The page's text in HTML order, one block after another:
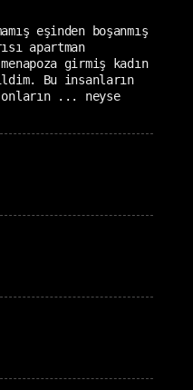
eşinden boşanmış
apartman
girmiş kadın
Bu insanların
onların ... neyse